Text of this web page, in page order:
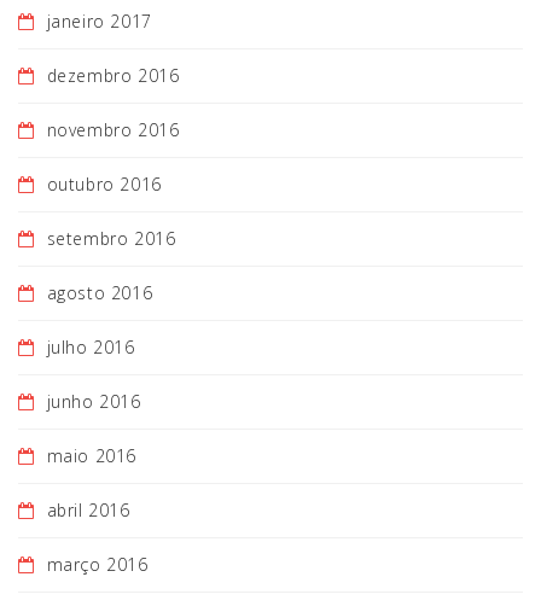
janeiro 2017
dezembro 2016
novembro 2016
outubro 2016
setembro 2016
agosto 2016
julho 2016
junho 2016
maio 2016
abril 2016
março 2016